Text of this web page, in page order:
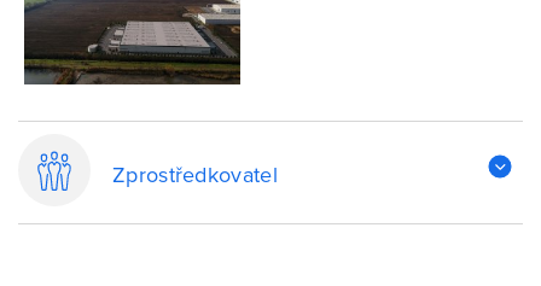
Zprostředkovatel